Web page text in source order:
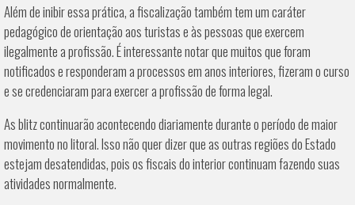
Além de inibir essa prática, a fiscalização também tem um caráter
pedagógico de orientação aos turistas e às pessoas que exercem
ilegalmente a profissão. É interessante notar que muitos que foram
notificados e responderam a processos em anos interiores, fizeram o curso
e se credenciaram para exercer a profissão de forma legal.
As blitz continuarão acontecendo diariamente durante o período de maior
movimento no litoral. Isso não quer dizer que as outras regiões do Estado
estejam desatendidas, pois os fiscais do interior continuam fazendo suas
atividades normalmente.